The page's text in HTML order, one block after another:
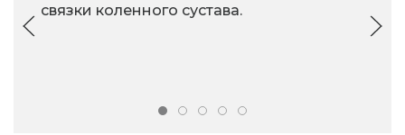
связки коленного сустава.